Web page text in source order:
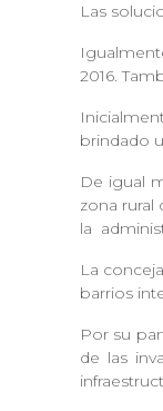
Las
2016.
brindado
De igual
zona rural
la
La
barrios
Por su
de las